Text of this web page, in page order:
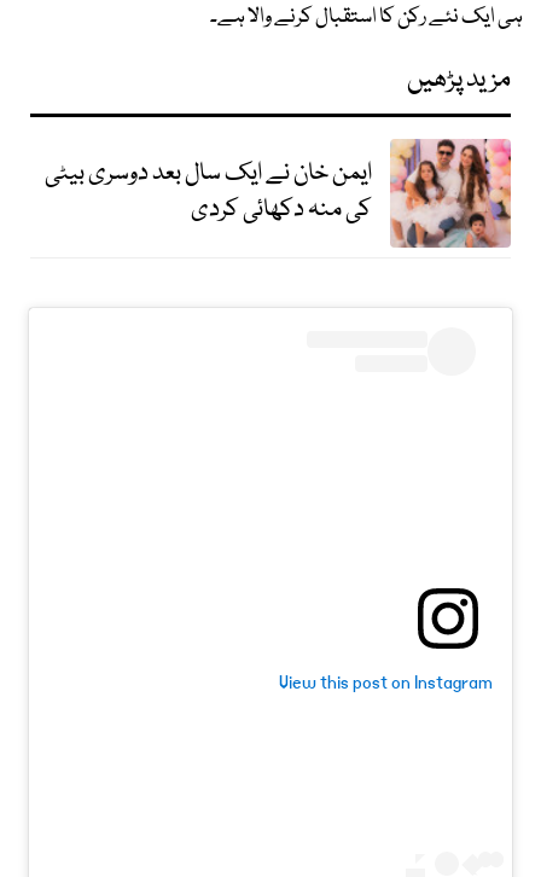
ہی ایک نئے رکن کا استقبال کرنے والا ہے۔
مزید پڑھیں
ایمن خان نے ایک سال بعد دوسری بیٹی
کی منہ دکھائی کردی
View this post on Instagram